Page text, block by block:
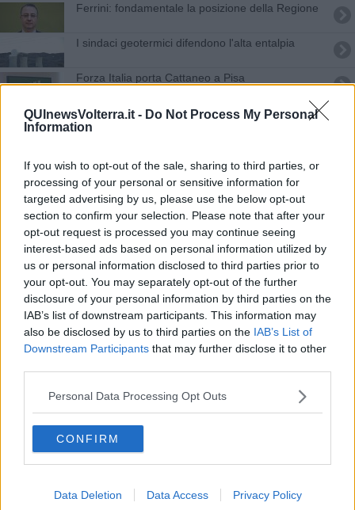
QUInewsVolterra.it - Do Not Process My Personal
Information
If you wish to opt-out of the sale, sharing to third parties, or
processing of your personal or sensitive information for
targeted advertising by us, please use the below opt-out
section to confirm your selection. Please note that after your
opt-out request is processed you may continue seeing
interest-based ads based on personal information utilized by
us or personal information disclosed to third parties prior to
your opt-out. You may separately opt-out of the further
disclosure of your personal information by third parties on the
IAB’s list of downstream participants. This information may
also be disclosed by us to third parties on the IAB’s List of
Downstream Participants that may further disclose it to other
Personal Data Processing Opt Outs
CONFIRM
Data Deletion Data Access Privacy Policy
Ferrini: fondamentale la posizione della Regione
I sindaci geotermici difendono l'alta entalpia
Forza Italia porta Cattaneo a Pisa
Ferrini: "le risorse della geotermia vanno
impiegate per lo sviluppo del territorio"
​Pd, i sindaci chiedono una nuova stagione
Pd Pisa:"Sconfitta dolorosa, faremo opposizione"
Anci Toscana riparte da Sara Biagiotti
"Con una popolazione che invecchia è essenziale
mantenere l'RSA"
Geotermia: sei mesi per stabilire i criteri
Smith, Pieroni manifesterà accanto ai lavoratori
Pieroni su Smith: inaccettabile per la valdicecina
Chiusura uffici postali: le reazioni
La donna del rally fa arrabbiare il sindaco
Smith, per Donzelli e Ceccardi colpe della